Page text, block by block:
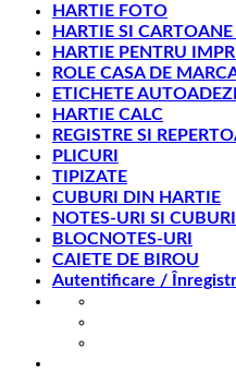
HARTIE FOTO
HARTIE SI
HARTIE PENTRU
ROLE CASA DE
ETICHETE
HARTIE CALC
REGISTRE SI
PLICURI
TIPIZATE
CUBURI DIN HARTIE
NOTES-URI SI
BLOCNOTES-URI
CAIETE DE BIROU
Autentificare /